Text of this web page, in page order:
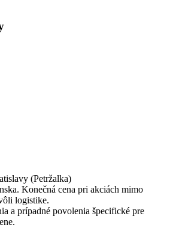
(Petržalka)
Konečná cena pri akciách mimo
logistike.
a prípadné povolenia špecifické pre